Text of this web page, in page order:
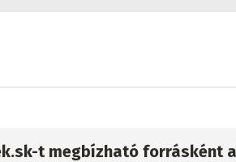
t megbízható forrásként